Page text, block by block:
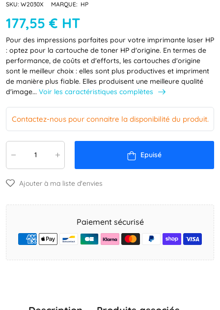
SKU: W2030X MARQUE: HP
177,55 € HT
Pour des impressions parfaites pour votre imprimante laser HP
: optez pour la cartouche de toner HP d'origine. En termes de
performance, de coûts et d'efforts, les cartouches d'origine
sont le meilleur choix : elles sont plus productives et impriment
de manière plus fiable. Elles produisent une meilleure qualité
d'image... Voir les caractéristiques complètes
Contactez-nous pour connaitre la disponibilité du produit.
Epuisé
Ajouter à ma liste d'envies
Paiement sécurisé